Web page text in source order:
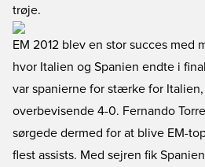
trøje.
EM 2012 blev en stor succes med
hvor Italien og Spanien endte i
var spanierne for stærke for
overbevisende 4-0. Fernando
sørgede dermed for at blive EM-
flest assists. Med sejren fik